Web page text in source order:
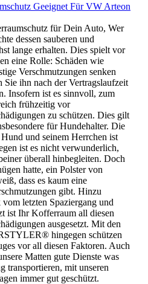
Geeignet Für VW Arteon
für Dein Auto, Wer
dessen sauberen und
lange erhalten. Dies spielt vor
eine Rolle: Schäden wie
Verschmutzungen senken
Sie ihn nach der Vertragslaufzeit
Insofern ist es sinnvoll, zum
frühzeitig vor
zu schützen. Dies gilt
für Hundehalter. Die
und seinem Herrchen ist
ist es nicht verwunderlich,
überall hinbegleiten. Doch
hatte, ein Polster von
dass es kaum eine
gibt. Hinzu
letzten Spaziergang und
ist Ihr Kofferraum all diesen
ausgesetzt. Mit den
hingegen schützen
vor all diesen Faktoren. Auch
Matten gute Dienste was
transportieren, mit unseren
immer gut geschützt.